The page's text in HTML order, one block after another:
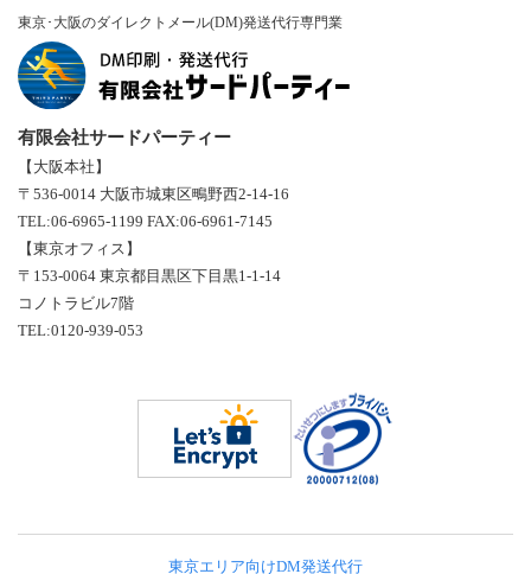
東京･大阪のダイレクトメール(DM)発送代行専門業
有限会社サードパーティー
【大阪本社】
〒536-0014 大阪市城東区鴫野西2-14-16
TEL:06-6965-1199 FAX:06-6961-7145
【東京オフィス】
〒153-0064 東京都目黒区下目黒1-1-14
コノトラビル7階
TEL:0120-939-053
東京エリア向けDM発送代行